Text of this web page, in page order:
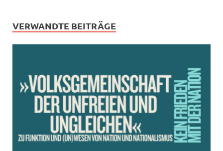
VERWANDTE BEITRÄGE